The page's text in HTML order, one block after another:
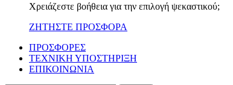
Χρειάζεστε βοήθεια για την επιλογή ψεκαστικού;
ΖΗΤΗΣΤΕ ΠΡΟΣΦΟΡΑ
ΠΡΟΣΦΟΡΕΣ
ΤΕΧΝΙΚΗ ΥΠΟΣΤΗΡΙΞΗ
ΕΠΙΚΟΙΝΩΝΙΑ